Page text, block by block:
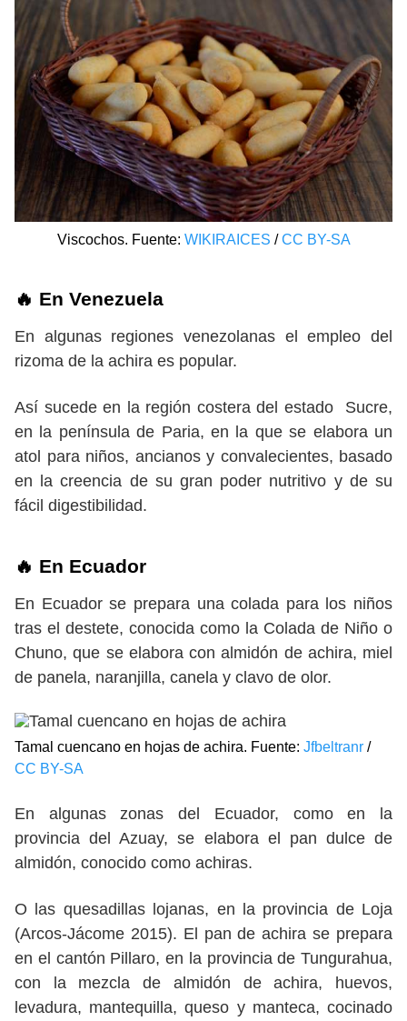
Viscochos. Fuente: WIKIRAICES /CC BY-SA
🔥 En Venezuela
En algunas regiones venezolanas el empleo del
rizoma de la achira es popular.
Así sucede en la región costera del estado Sucre,
en la península de Paria, en la que se elabora un
atol para niños, ancianos y convalecientes, basado
en la creencia de su gran poder nutritivo y de su
fácil digestibilidad.
🔥 En Ecuador
En Ecuador se prepara una colada para los niños
tras el destete, conocida como la Colada de Niño o
Chuno, que se elabora con almidón de achira, miel
de panela, naranjilla, canela y clavo de olor.
Tamal cuencano en hojas de achira. Fuente: Jfbeltranr /
CC BY-SA
En algunas zonas del Ecuador, como en la
provincia del Azuay, se elabora el pan dulce de
almidón, conocido como achiras.
O las quesadillas lojanas, en la provincia de Loja
(Arcos-Jácome 2015). El pan de achira se prepara
en el cantón Pillaro, en la provincia de Tungurahua,
con la mezcla de almidón de achira, huevos,
levadura, mantequilla, queso y manteca, cocinado